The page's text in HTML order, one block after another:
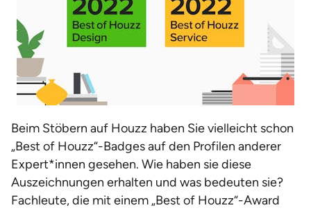
Beim Stöbern auf Houzz haben Sie vielleicht schon
„Best of Houzz“-Badges auf den Profilen anderer
Expert*innen gesehen. Wie haben sie diese
Auszeichnungen erhalten und was bedeuten sie?
Fachleute, die mit einem „Best of Houzz“-Award